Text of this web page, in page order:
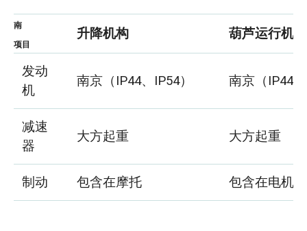
南
项目
升降机构
葫芦运行机构
发动
机
南京（IP44、IP54） 南京（IP44
减速
器
大方起重 大方起重
制动 包含在摩托 包含在电机中